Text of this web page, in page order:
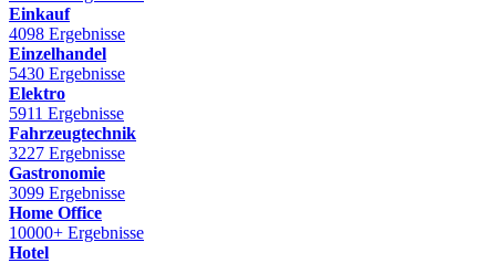
Einkauf
4098 Ergebnisse
Einzelhandel
5430 Ergebnisse
Elektro
5911 Ergebnisse
Fahrzeugtechnik
3227 Ergebnisse
Gastronomie
3099 Ergebnisse
Home Office
10000+ Ergebnisse
Hotel